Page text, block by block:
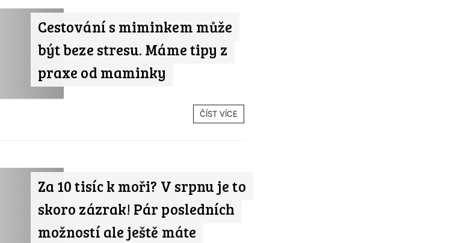
Cestování s miminkem může
být beze stresu. Máme tipy z
praxe od maminky
ČÍST VÍCE
Za 10 tisíc k moři? V srpnu je to
skoro zázrak! Pár posledních
možností ale ještě máte